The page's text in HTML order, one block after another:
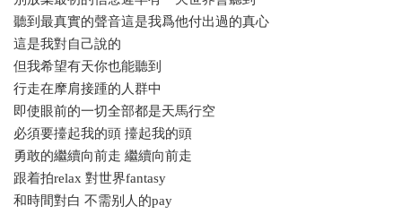
聽到最真實的聲音這是我爲他付出過的真心
這是我對自己說的
但我希望有天你也能聽到
行走在摩肩接踵的人群中
即使眼前的一切全部都是天馬行空
必須要擡起我的頭 擡起我的頭
勇敢的繼續向前走 繼續向前走
跟着拍relax 對世界fantasy
和時間對白 不需别人的pay